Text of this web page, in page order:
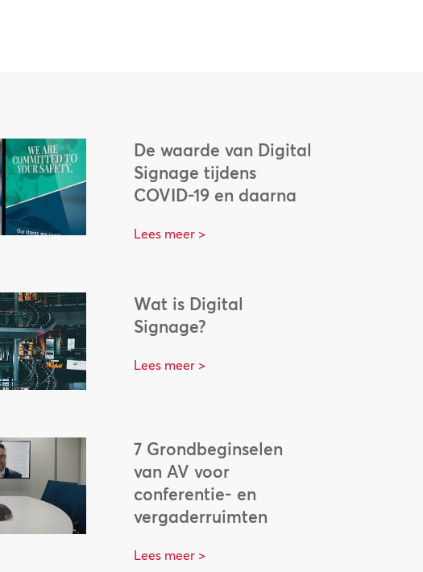
De waarde van Digital
Signage tijdens
COVID-19 en daarna
Lees meer >
Wat is Digital
Signage?
Lees meer >
7 Grondbeginselen
van AV voor
conferentie- en
vergaderruimten
Lees meer >